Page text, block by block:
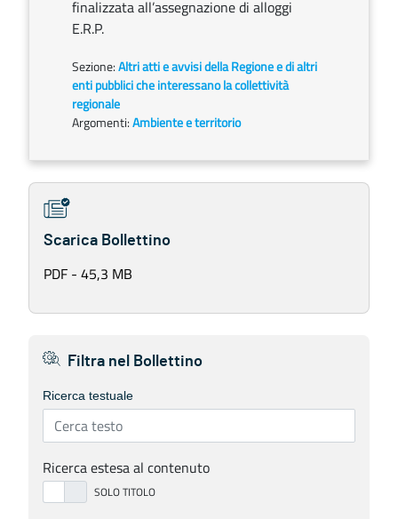
finalizzata all’assegnazione di alloggi
E.R.P.
Sezione:Altri atti e avvisi della Regione e di altri
enti pubblici che interessano la collettività
regionale
Argomenti:Ambiente e territorio
Scarica Bollettino
PDF - 45,3 MB
Filtra nel Bollettino
Ricerca testuale
Ricerca estesa al contenuto